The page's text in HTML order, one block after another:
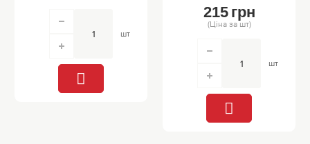
шт
215 грн
(Ціна за шт)
шт